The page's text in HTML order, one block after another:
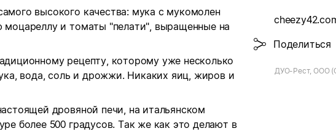
высокого качества: мука с мукомолен
моцареллу и томаты "пелати", выращенные на
рецепту, которому уже несколько
вода, соль и дрожжи. Никаких яиц, жиров и
дровяной печи, на итальянском
более 500 градусов. Так же как это делают в
Поделиться
ДУО-Рест, ООО